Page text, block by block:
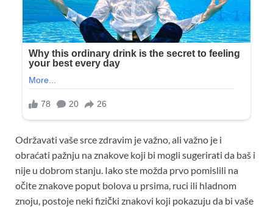
Održavati vaše srce zdravim je važno, ali važno je i
obraćati pažnju na znakove koji bi mogli sugerirati da baš i
nije u dobrom stanju. Iako ste možda prvo pomislili na
očite znakove poput bolova u prsima, ruci ili hladnom
znoju, postoje neki fizički znakovi koji pokazuju da bi vaše